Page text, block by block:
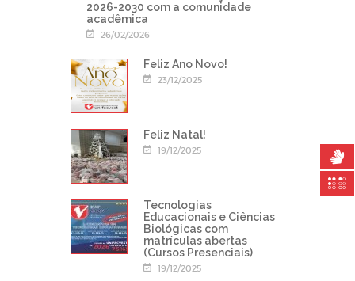
2026-2030 com a comunidade
acadêmica
26/02/2026
Feliz Ano Novo!
23/12/2025
Feliz Natal!
19/12/2025
Tecnologias
Educacionais e Ciências
Biológicas com
matrículas abertas
(Cursos Presenciais)
19/12/2025